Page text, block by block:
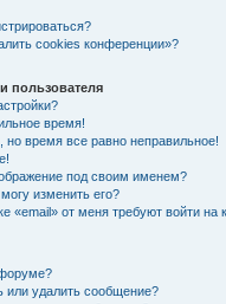
cookies конференции»?
пользователя
время!
но время все равно неправильное!
под своим именем?
изменить его?
«email» от меня требуют войти на
или удалить сообщение?